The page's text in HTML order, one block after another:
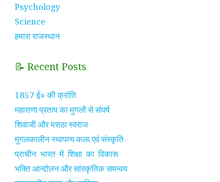
Psychology
Science
हमारा राजस्थान
📝 Recent Posts
1857 ई० की क्रांति
महाराणा प्रताप का मुगलों से संघर्ष
शिवाजी और मराठा स्वराज
मुगलकालीन स्थापत्य कला एवं संस्कृति
प्राचीन भारत में शिक्षा का विकास
भक्ति आन्दोलन और सांस्कृतिक समन्वय